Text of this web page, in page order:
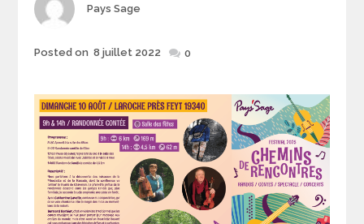
Author
Pays Sage
Posted
Posted on 8 juillet 2022 0